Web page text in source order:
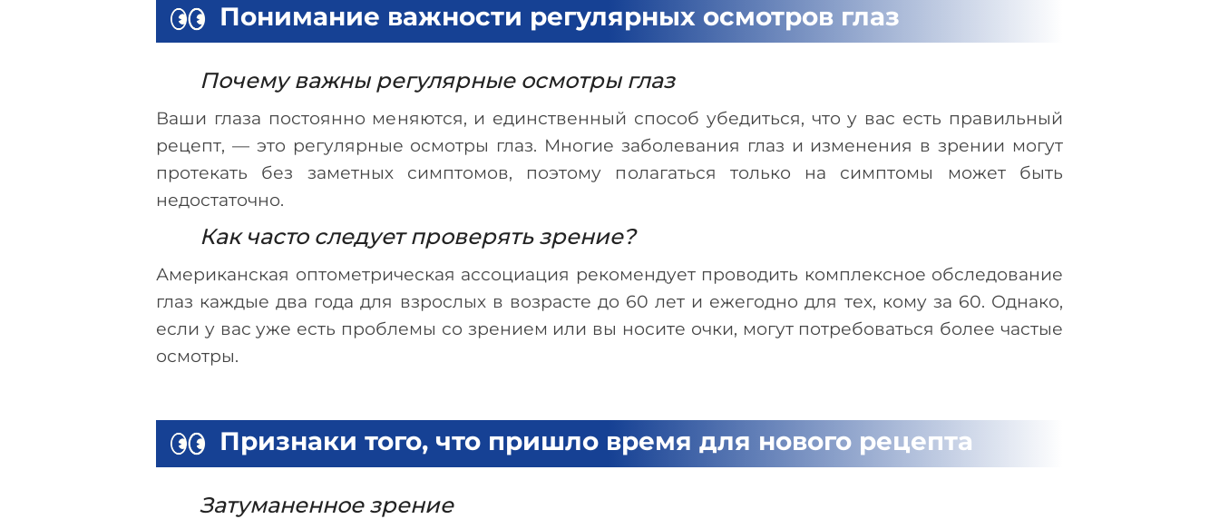
Понимание важности регулярных осмотров глаз
Почему важны регулярные осмотры глаз
Ваши глаза постоянно меняются, и единственный способ убедиться, что у вас есть правильный
рецепт, —это регулярные осмотры глаз. Многие заболевания глаз и изменения в зрении могут
протекать без заметных симптомов, поэтому полагаться только на симптомы может быть
недостаточно.
Как часто следует проверять зрение?
Американская оптометрическая ассоциация рекомендует проводить комплексное обследование
глаз каждые два года для взрослых в возрасте до 60 лет и ежегодно для тех, кому за 60. Однако,
если у вас уже есть проблемы со зрением или вы носите очки, могут потребоваться более частые
осмотры.
Признаки того, что пришло время для нового рецепта
Затуманенное зрение